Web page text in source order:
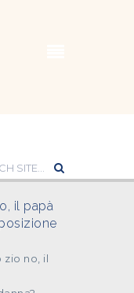
il papà
zio no, il